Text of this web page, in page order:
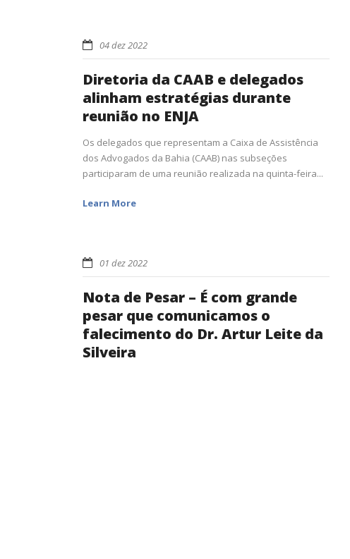
04 dez 2022
Diretoria da CAAB e delegados
alinham estratégias durante
reunião no ENJA
Os delegados que representam a Caixa de Assistência
dos Advogados da Bahia (CAAB) nas subseções
participaram de uma reunião realizada na quinta-feira...
Learn More
01 dez 2022
Nota de Pesar – É com grande
pesar que comunicamos o
falecimento do Dr. Artur Leite da
Silveira